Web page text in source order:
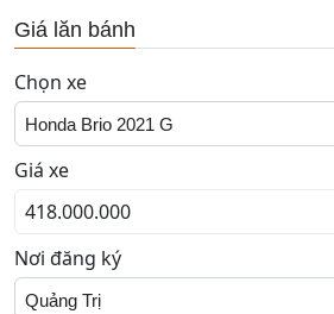
Giá lăn bánh
Chọn xe
Honda Brio 2021 G
Giá xe
Nơi đăng ký
Quảng Trị